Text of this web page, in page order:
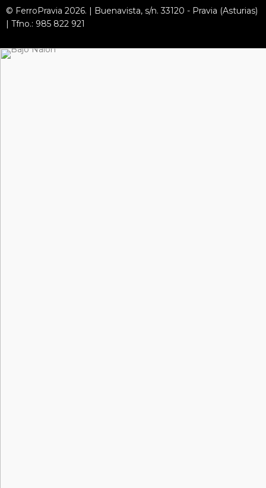
© FerroPravia 2026. | Buenavista, s/n. 33120 - Pravia (Asturias)
| Tfno.: 985 822 921